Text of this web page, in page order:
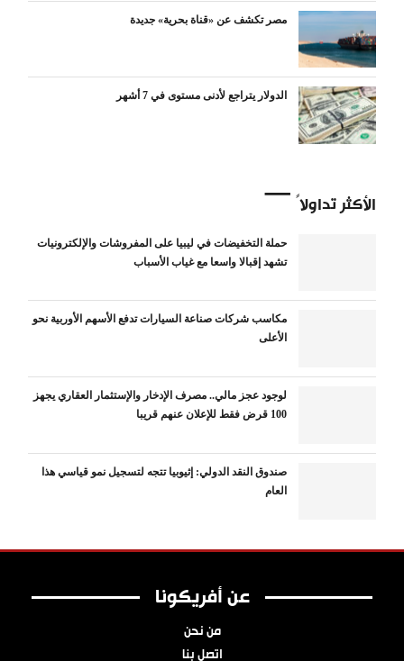
مصر تكشف عن «قناة بحرية» جديدة
الدولار يتراجع لأدنى مستوى في 7 أشهر
الأكثر تداولاً
حملة التخفيضات في ليبيا على المفروشات والإلكترونيات
تشهد إقبالا واسعا مع غياب الأسباب
مكاسب شركات صناعة السيارات تدفع الأسهم الأوربية نحو
الأعلى
لوجود عجز مالي.. مصرف الإدخار والإستثمار العقاري يجهز
100 قرض فقط للإعلان عنهم قريبا
صندوق النقد الدولي: إثيوبيا تتجه لتسجيل نمو قياسي هذا
العام
عن أفريكونا
من نحن
اتصل بنا